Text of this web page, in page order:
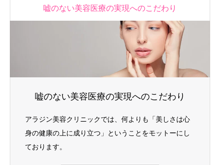
嘘のない美容医療の実現へのこだわり
嘘のない美容医療の実現へのこだわり
アラジン美容クリニックでは、何よりも「美しさは心
身の健康の上に成り立つ」ということをモットーにし
ております。